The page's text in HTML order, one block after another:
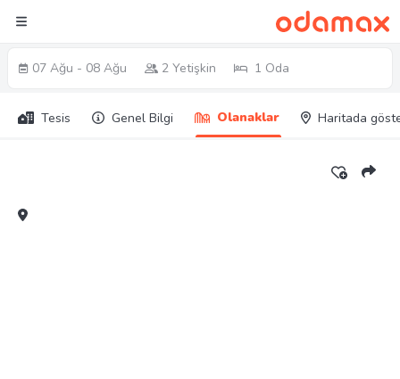
07 Ağu - 08 Ağu 2 Yetişkin 1 Oda
Tesis Genel Bilgi Olanaklar Haritada